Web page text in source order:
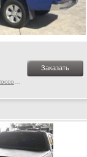
Заказать